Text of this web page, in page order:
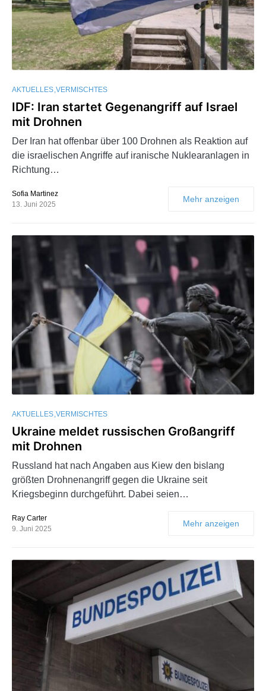
AKTUELLES VERMISCHTES
IDF: Iran startet Gegenangriff auf Israel
mit Drohnen
Der Iran hat offenbar über 100 Drohnen als Reaktion auf
die israelischen Angriffe auf iranische Nuklearanlagen in
Richtung…
Sofia Martinez
13. Juni 2025
Mehr anzeigen
AKTUELLES VERMISCHTES
Ukraine meldet russischen Großangriff
mit Drohnen
Russland hat nach Angaben aus Kiew den bislang
größten Drohnenangriff gegen die Ukraine seit
Kriegsbeginn durchgeführt. Dabei seien…
Ray Carter
9. Juni 2025
Mehr anzeigen